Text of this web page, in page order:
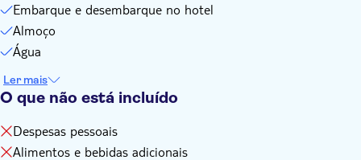
Embarque e desembarque no hotel
Almoço
Água
Ler mais
O que não está incluído
Despesas pessoais
Alimentos e bebidas adicionais